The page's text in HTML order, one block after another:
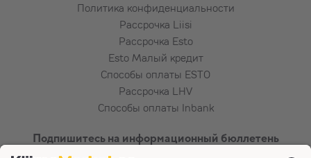
Политика конфиденциальности
Рассрочка Liisi
Рассрочка Esto
Esto Малый кредит
Способы оплаты ESTO
Рассрочка LHV
Способы оплаты Inbank
Подпишитесь на информационный бюллетень